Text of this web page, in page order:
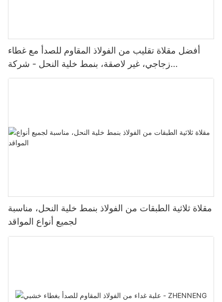
أفضل مقلاة تقليب من الفولاذ المقاوم للصدأ مع غطاء
زجاجي، غير لاصقة، بنمط خلية النحل - شركة
ZHENNENG
مقلاة ثلاثية الطبقات من الفولاذ بنمط خلية النحل، مناسبة
لجميع أنواع المواقد